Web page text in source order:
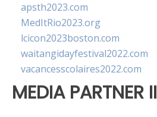
apsth2023.com
MedItRio2023.org
lcicon2023boston.com
waitangidayfestival2022.com
vacancesscolaires2022.com
MEDIA PARTNER II